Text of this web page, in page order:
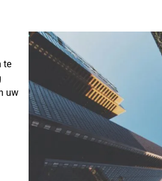
te
uw